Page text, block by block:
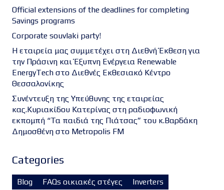
Official extensions of the deadlines for completing
Savings programs
Corporate souvlaki party!
Η εταιρεία μας συμμετέχει στη Διεθνή Έκθεση για
την Πράσινη και Έξυπνη Ενέργεια Renewable
EnergyTech στο Διεθνές Εκθεσιακό Κέντρο
Θεσσαλονίκης
Συνέντευξη της Υπεύθυνης της εταιρείας
κας.Κυριακίδου Κατερίνας στη ραδιοφωνική
εκπομπή “Τα παιδιά της Πιάτσας” του κ.Βαρδάκη
Δημοσθένη στο Metropolis FM
Categories
Blog FAQs οικιακές στέγες Inverters